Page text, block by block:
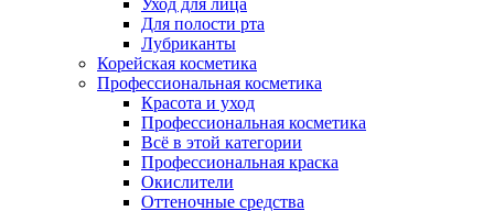
Уход для лица
Для полости рта
Лубриканты
Корейская косметика
Профессиональная косметика
Красота и уход
Профессиональная косметика
Всё в этой категории
Профессиональная краска
Окислители
Оттеночные средства